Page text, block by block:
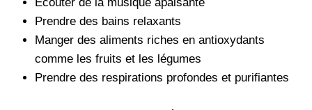
Prendre des bains relaxants
Manger des aliments riches en antioxydants
comme les fruits et les légumes
Prendre des respirations profondes et purifiantes